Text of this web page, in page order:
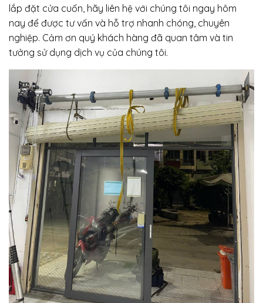
lắp đặt cửa cuốn, hãy liên hệ với chúng tôi ngay hôm
nay để được tư vấn và hỗ trợ nhanh chóng, chuyên
nghiệp. Cảm ơn quý khách hàng đã quan tâm và tin
tưởng sử dụng dịch vụ của chúng tôi.